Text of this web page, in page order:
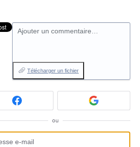
Ajouter un commentaire…
Télécharger un fichier
ou